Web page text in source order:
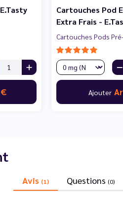
Cartouches Pod
Extra Frais -
Cartouches Pods
Ajouter
Avis (1) Questions (0)